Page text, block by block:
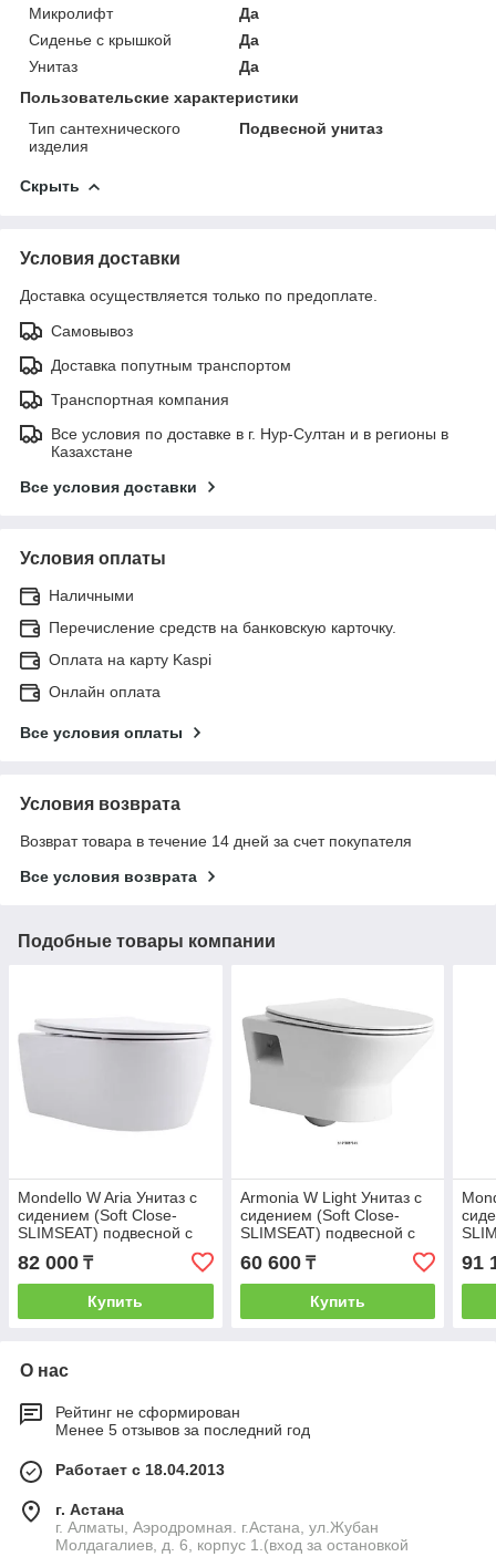
Микролифт
Да
Сиденье с крышкой
Да
Унитаз
Да
Пользовательские характеристики
Тип сантехнического
изделия
Подвесной унитаз
Скрыть
Условия доставки
Доставка осуществляется только по предоплате.
Самовывоз
Доставка попутным транспортом
Транспортная компания
Все условия по доставке в г. Нур-Султан и в регионы в
Казахстане
Все условия доставки
Условия оплаты
Наличными
Перечисление средств на банковскую карточку.
Оплата на карту Kaspi
Онлайн оплата
Все условия оплаты
Условия возврата
Возврат товара в течение 14 дней за счет покупателя
Все условия возврата
Подобные товары компании
Mondello W Aria Унитаз с
сидением (Soft Close-
SLIMSEAT) подвесной с
82 000 ₸
Купить
Armonia W Light Унитаз с
сидением (Soft Close-
SLIMSEAT) подвесной с
60 600₸
Купить
91
О нас
Рейтинг не сформирован
Менее 5 отзывов за последний год
Работает с 18.04.2013
г. Астана
г. Алматы, Аэродромная. г.Астана, ул.Жубан
Молдагалиев, д. 6, корпус 1.(вход за остановкой